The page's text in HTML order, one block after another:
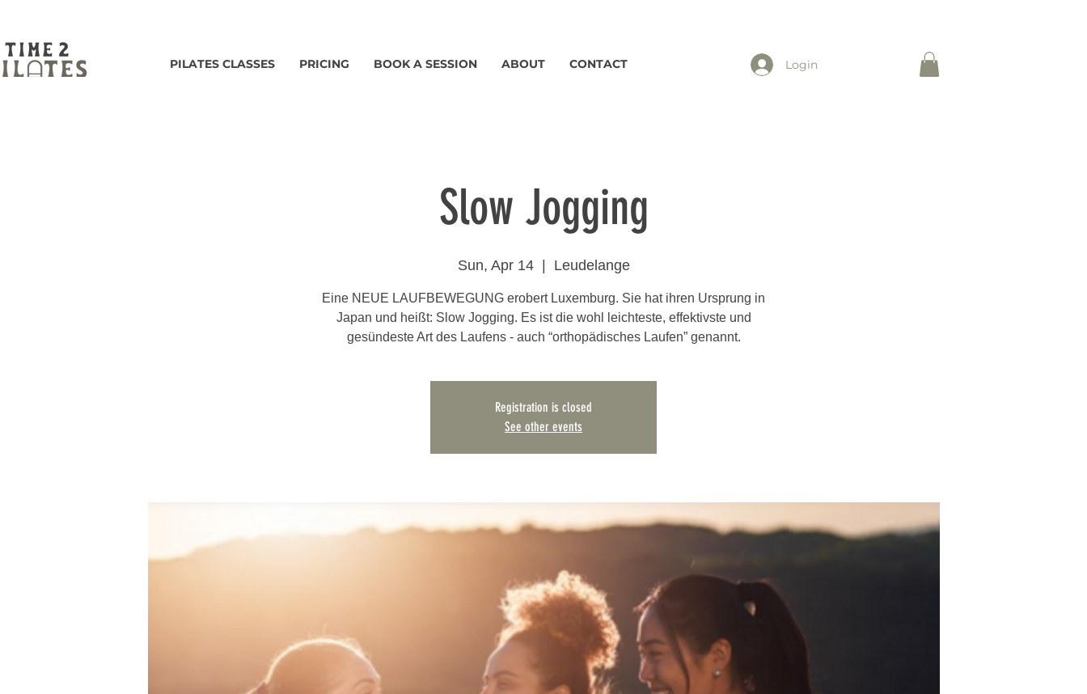
PILATES CLASSES PRICING BOOK A SESSION ABOUT CONTACT Login
Slow Jogging
Sun, Apr 14
  |
Leudelange
Eine NEUE LAUFBEWEGUNG erobert Luxemburg. Sie hat ihren Ursprung in
Japan und heißt: Slow Jogging. Es ist die wohl leichteste, effektivste und
gesündeste Art des Laufens - auch “orthopädisches Laufen” genannt.
Registration is closed
See other events